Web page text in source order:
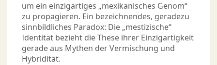
um ein einzigartiges „mexikanisches Genom“
zu propagieren. Ein bezeichnendes, geradezu
sinnbildliches Paradox: Die „mestizische“
Identität bezieht die These ihrer Einzigartigkeit
gerade aus Mythen der Vermischung und
Hybridität.